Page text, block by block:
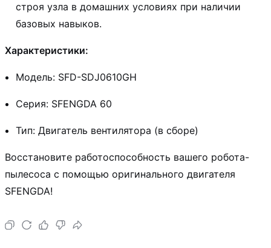
строя узла в домашних условиях при наличии
базовых навыков.
Характеристики:
Модель: SFD-SDJ0610GH
Серия: SFENGDA 60
Тип: Двигатель вентилятора (в сборе)
Восстановите работоспособность вашего робота-
пылесоса с помощью оригинального двигателя
SFENGDA!